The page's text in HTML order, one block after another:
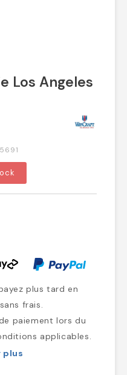
Los Angeles
plus tard en
frais.
paiement lors du
applicables.
plus